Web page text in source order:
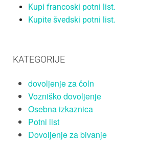
Kupi francoski potni list.
Kupite švedski potni list.
KATEGORIJE
dovoljenje za čoln
Vozniško dovoljenje
Osebna izkaznica
Potni list
Dovoljenje za bivanje